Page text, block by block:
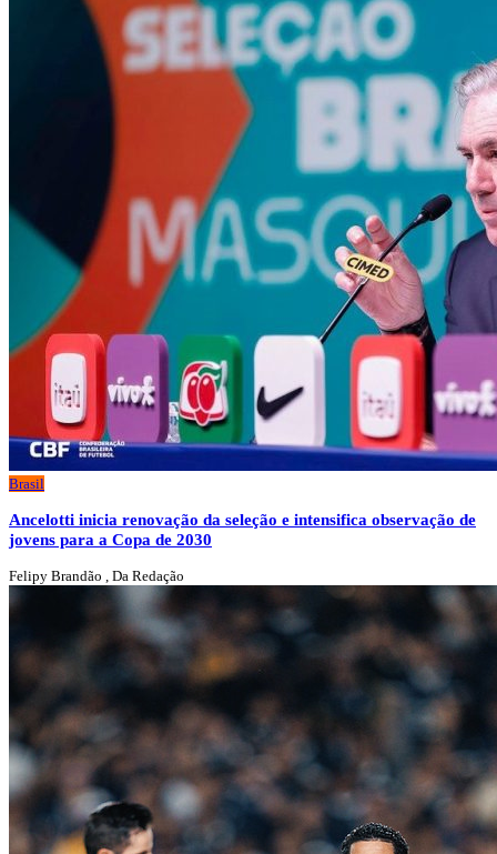
Brasil
Ancelotti inicia renovação da seleção e intensifica observação de
jovens para a Copa de 2030
Felipy Brandão , Da Redação